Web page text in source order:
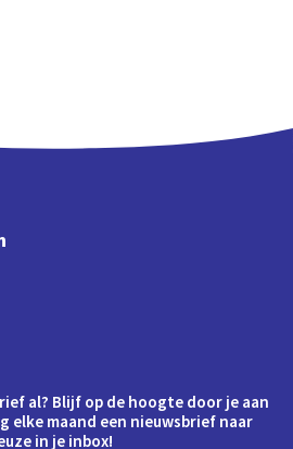
al? Blijf op de hoogte door je aan
elke maand een nieuwsbrief naar
in je inbox!